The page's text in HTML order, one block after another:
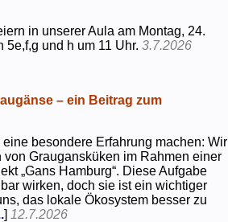
in unserer Aula am Montag, 24.
5e,f,g und h um 11 Uhr.3.7.2026
– ein Beitrag zum
besondere Erfahrung machen: Wir
Graugansküken im Rahmen einer
„Gans Hamburg“. Diese Aufgabe
wirken, doch sie ist ein wichtiger
das lokale Ökosystem besser zu
] 12.7.2026